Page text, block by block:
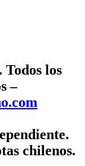
los
–
chilenos.